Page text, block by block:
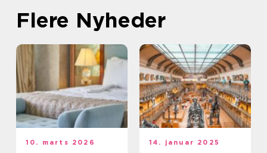
Flere Nyheder
10. marts 2026 14. januar 2025